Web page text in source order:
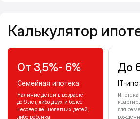
Калькулятор
От 3,5%- 6%
Семейная ипотека
Наличие детей в возрасте
до 6 лет, либо двух и более
несовершеннолетних детей,
либо ребенка
До
IT-
для